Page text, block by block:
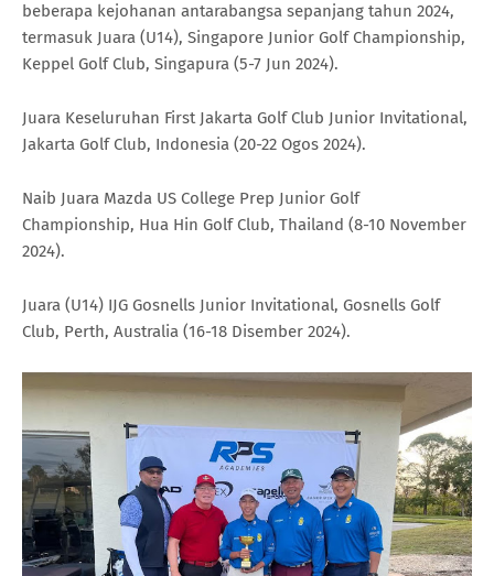
beberapa kejohanan antarabangsa sepanjang tahun 2024,
termasuk Juara (U14), Singapore Junior Golf Championship,
Keppel Golf Club, Singapura (5-7 Jun 2024).
Juara Keseluruhan First Jakarta Golf Club Junior Invitational,
Jakarta Golf Club, Indonesia (20-22 Ogos 2024).
Naib Juara Mazda US College Prep Junior Golf
Championship, Hua Hin Golf Club, Thailand (8-10 November
2024).
Juara (U14) IJG Gosnells Junior Invitational, Gosnells Golf
Club, Perth, Australia (16-18 Disember 2024).